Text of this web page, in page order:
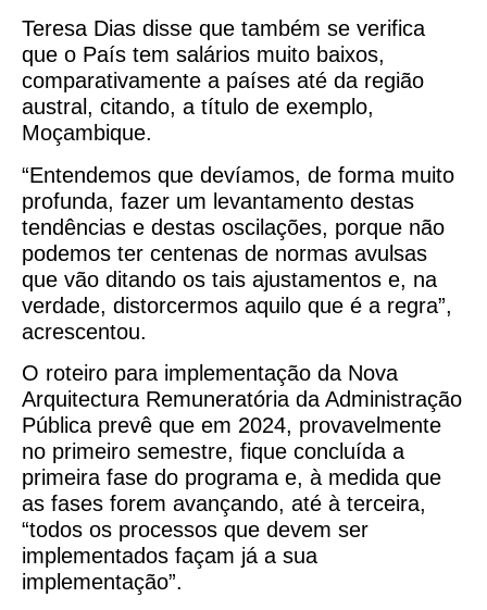
Teresa Dias disse que também se verifica
que o País tem salários muito baixos,
comparativamente a países até da região
austral, citando, a título de exemplo,
Moçambique.
“Entendemos que devíamos, de forma muito
profunda, fazer um levantamento destas
tendências e destas oscilações, porque não
podemos ter centenas de normas avulsas
que vão ditando os tais ajustamentos e, na
verdade, distorcermos aquilo que é a regra”,
acrescentou.
O roteiro para implementação da Nova
Arquitectura Remuneratória da Administração
Pública prevê que em 2024, provavelmente
no primeiro semestre, fique concluída a
primeira fase do programa e, à medida que
as fases forem avançando, até à terceira,
“todos os processos que devem ser
implementados façam já a sua
implementação”.